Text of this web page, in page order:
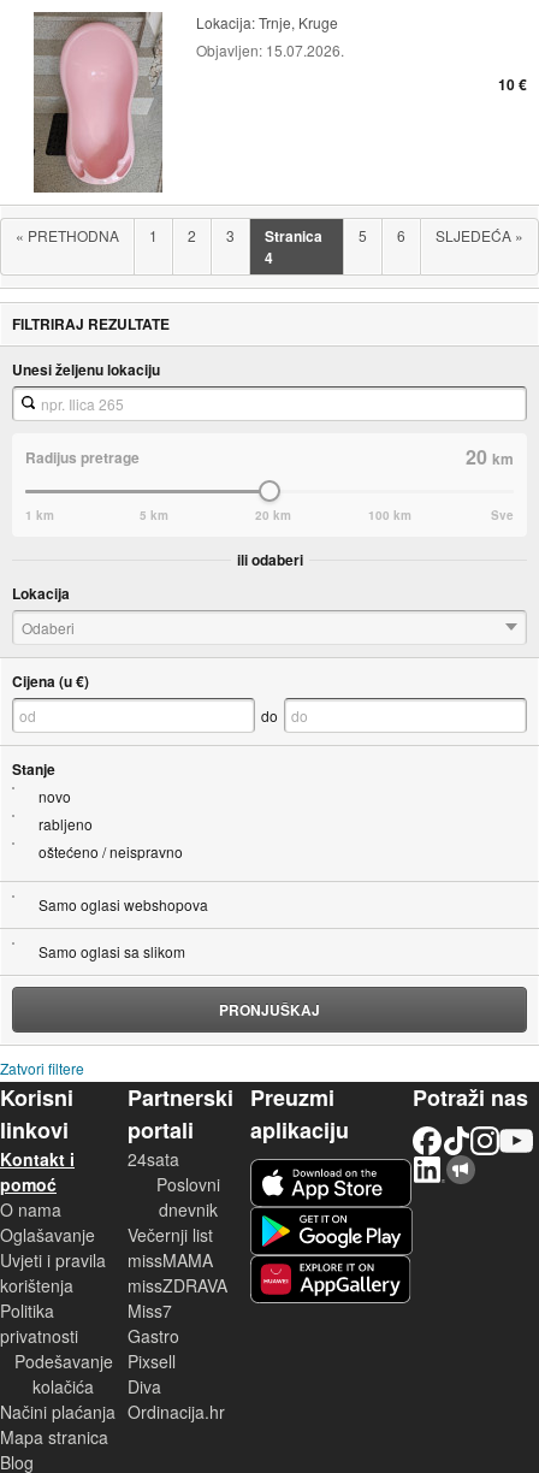
Lokacija:Trnje, Kruge
Objavljen: 15.07.2026.
10 €
« PRETHODNA 1 2 3
Stranica
4
5 6 SLJEDEĆA »
FILTRIRAJ REZULTATE
Unesi željenu lokaciju
Radijus pretrage 20km
1 km 5 km 20 km 100 km Sve
ili odaberi
Lokacija
Odaberi
Cijena (u €)
do
Stanje
novo
rabljeno
oštećeno / neispravno
Samo oglasi webshopova
Samo oglasi sa slikom
PRONJUŠKAJ
Zatvori filtere
Korisni
linkovi
Kontakt i
pomoć
O nama
Oglašavanje
Uvjeti i pravila
korištenja
Politika
privatnosti
Podešavanje
kolačića
Načini plaćanja
Mapa stranica
Blog
Partnerski
portali
24sata
Poslovni
dnevnik
Večernji list
missMAMA
missZDRAVA
Miss7
Gastro
Pixsell
Diva
Ordinacija.hr
Preuzmi
aplikaciju
Potraži nas